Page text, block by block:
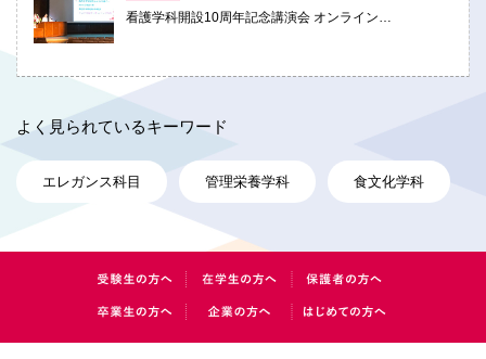
看護学科開設10周年記念講演会 オンライン…
よく見られているキーワード
エレガンス科目 管理栄養学科 食文化学科